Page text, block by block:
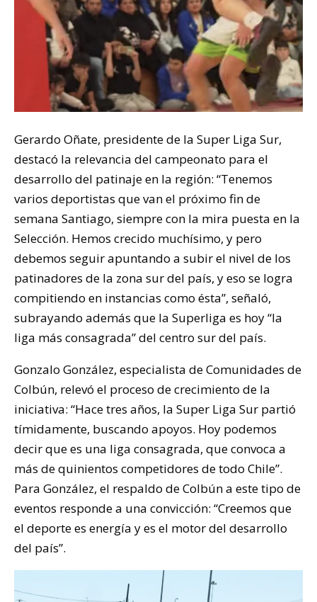
Gerardo Oñate, presidente de la Super Liga Sur,
destacó la relevancia del campeonato para el
desarrollo del patinaje en la región: “Tenemos
varios deportistas que van el próximo fin de
semana Santiago, siempre con la mira puesta en la
Selección. Hemos crecido muchísimo, y pero
debemos seguir apuntando a subir el nivel de los
patinadores de la zona sur del país, y eso se logra
compitiendo en instancias como ésta”, señaló,
subrayando además que la Superliga es hoy “la
liga más consagrada” del centro sur del país.
Gonzalo González, especialista de Comunidades de
Colbún, relevó el proceso de crecimiento de la
iniciativa: “Hace tres años, la Super Liga Sur partió
tímidamente, buscando apoyos. Hoy podemos
decir que es una liga consagrada, que convoca a
más de quinientos competidores de todo Chile”.
Para González, el respaldo de Colbún a este tipo de
eventos responde a una convicción: “Creemos que
el deporte es energía y es el motor del desarrollo
del país”.